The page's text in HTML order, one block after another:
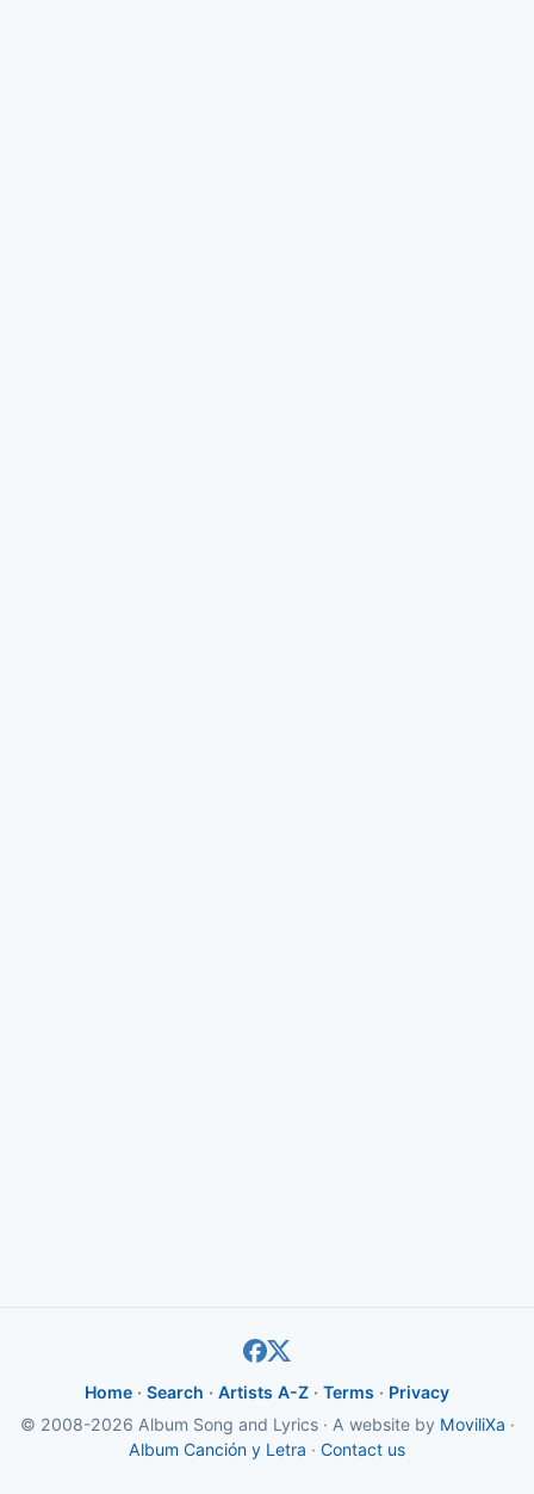
Home · Search · Artists A-Z · Terms · Privacy
© 2008-2026 Album Song and Lyrics · A website by MoviliXa ·
Album Canción y Letra · Contact us